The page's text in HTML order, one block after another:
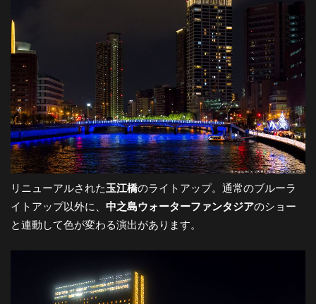
リニューアルされた玉江橋のライトアップ。通常のブルーラ
イトアップ以外に、 中之島ウォーターファンタジアのショー
と連動して色が変わる演出があります。